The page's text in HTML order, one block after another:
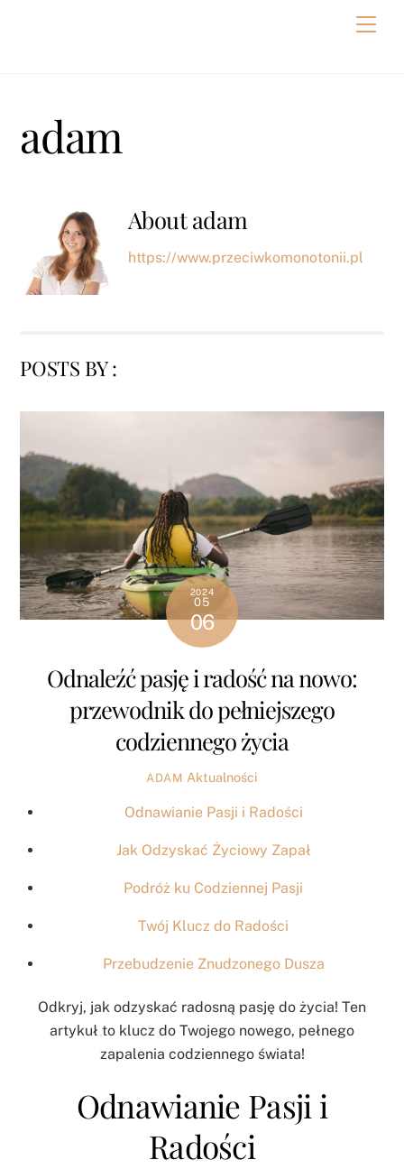
adam
Aboutadam
https://www.przeciwkomonotonii.pl
POSTS BY :
2024
05
06
Odnaleźć pasję i radość na nowo:
przewodnik do pełniejszego
codziennego życia
ADAM Aktualności
Odnawianie Pasji i Radości
Jak Odzyskać Życiowy Zapał
Podróż ku Codziennej Pasji
Twój Klucz do Radości
Przebudzenie Znudzonego Dusza
Odkryj, jak odzyskać radosną pasję do życia! Ten
artykuł to klucz do Twojego nowego, pełnego
zapalenia codziennego świata!
Odnawianie Pasji i
Radości